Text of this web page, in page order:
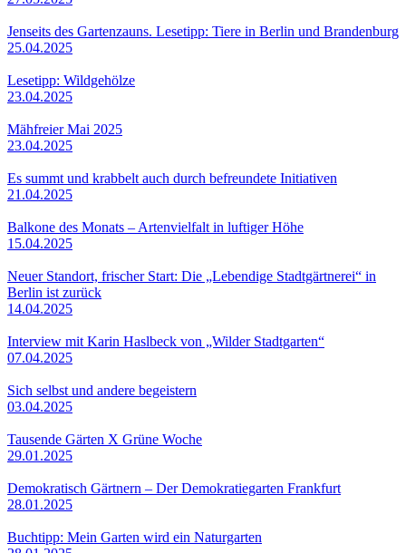
Jenseits des Gartenzauns. Lesetipp: Tiere in Berlin und Brandenburg
25.04.2025
Lesetipp: Wildgehölze
23.04.2025
Mähfreier Mai 2025
23.04.2025
Es summt und krabbelt auch durch befreundete Initiativen
21.04.2025
Balkone des Monats – Artenvielfalt in luftiger Höhe
15.04.2025
Neuer Standort, frischer Start: Die „Lebendige Stadtgärtnerei“ in
Berlin ist zurück
14.04.2025
Interview mit Karin Haslbeck von „Wilder Stadtgarten“
07.04.2025
Sich selbst und andere begeistern
03.04.2025
Tausende Gärten X Grüne Woche
29.01.2025
Demokratisch Gärtnern – Der Demokratiegarten Frankfurt
28.01.2025
Buchtipp: Mein Garten wird ein Naturgarten